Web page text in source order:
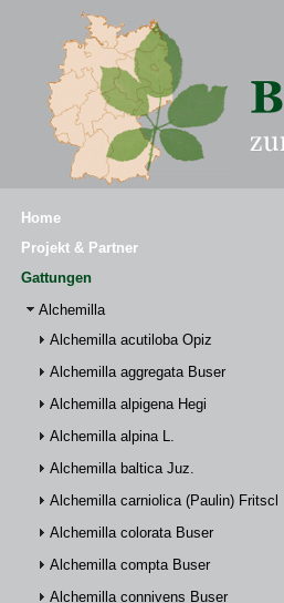
Home
Projekt & Partner
Gattungen
Alchemilla
Alchemilla acutiloba Opiz
Alchemilla aggregata Buser
Alchemilla alpigena Hegi
Alchemilla alpina L.
Alchemilla baltica Juz.
Alchemilla carniolica (Paulin) Fritsch
Alchemilla colorata Buser
Alchemilla compta Buser
Alchemilla connivens Buser